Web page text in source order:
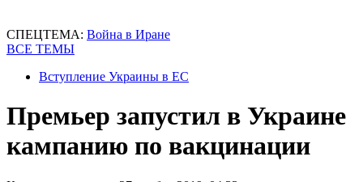
СПЕЦТЕМА: Война в Иране
ВСЕ ТЕМЫ
Вступление Украины в ЕС
Премьер запустил в Украине
кампанию по вакцинации